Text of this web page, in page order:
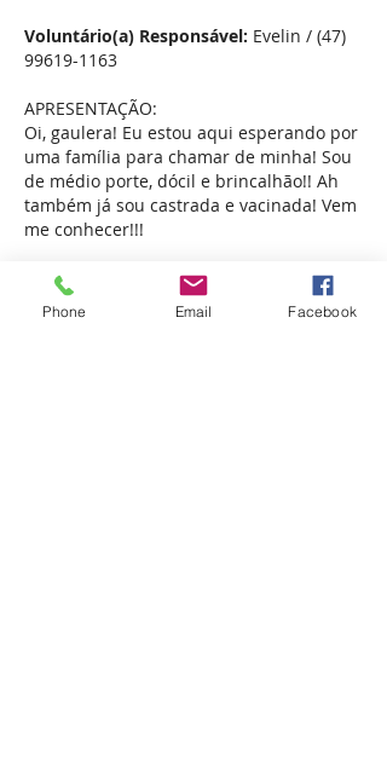
Voluntário(a) Responsável: Evelin / (47)
99619-1163
APRESENTAÇÃO:
Oi, gaulera! Eu estou aqui esperando por
uma família para chamar de minha! Sou
de médio porte, dócil e brincalhão!! Ah
também já sou castrada e vacinada! Vem
me conhecer!!!
Phone Email Facebook